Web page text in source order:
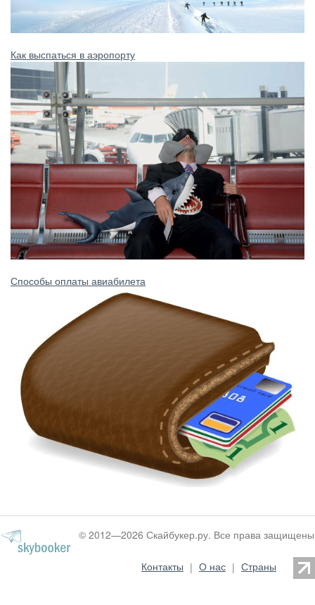
Как выспаться в аэропорту
Способы оплаты авиабилета
© 2012—2026 Скайбукер.ру. Все права защищены
Контакты | О нас | Страны